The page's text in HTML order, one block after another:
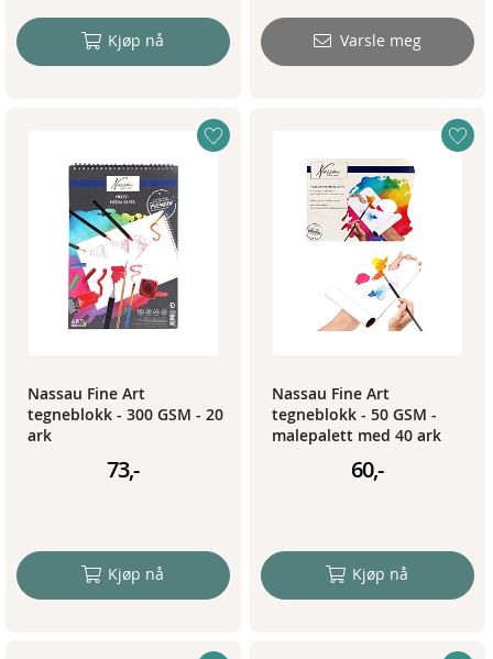
Kjøp nå Varsle meg
Nassau Fine Art
tegneblokk - 300 GSM - 20
ark
73,-
Kjøp nå
Nassau Fine Art
tegneblokk - 50 GSM -
malepalett med 40 ark
60,-
Kjøp nå